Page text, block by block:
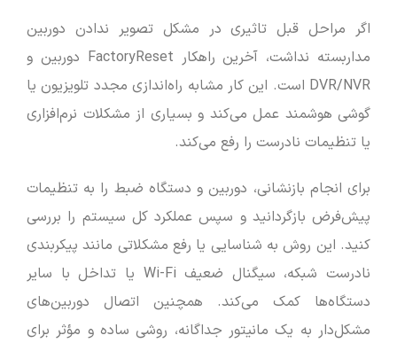
اگر مراحل قبل تاثیری در مشکل تصویر ندادن دوربین
مداربسته نداشت، آخرین راهکار FactoryReset دوربین و
DVR/NVR است. این کار مشابه راه‌اندازی مجدد تلویزیون یا
گوشی هوشمند عمل می‌کند و بسیاری از مشکلات نرم‌افزاری
یا تنظیمات نادرست را رفع می‌کند.
برای انجام بازنشانی، دوربین و دستگاه ضبط را به تنظیمات
پیش‌فرض بازگردانید و سپس عملکرد کل سیستم را بررسی
کنید. این روش به شناسایی یا رفع مشکلاتی مانند پیکربندی
نادرست شبکه، سیگنال ضعیف Wi-Fi یا تداخل با سایر
دستگاه‌ها کمک می‌کند. همچنین اتصال دوربین‌های
مشکل‌دار به یک مانیتور جداگانه، روشی ساده و مؤثر برای